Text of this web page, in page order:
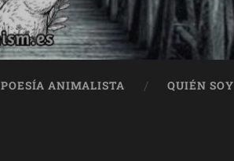
POESÍA ANIMALISTA QUIÉN SOY